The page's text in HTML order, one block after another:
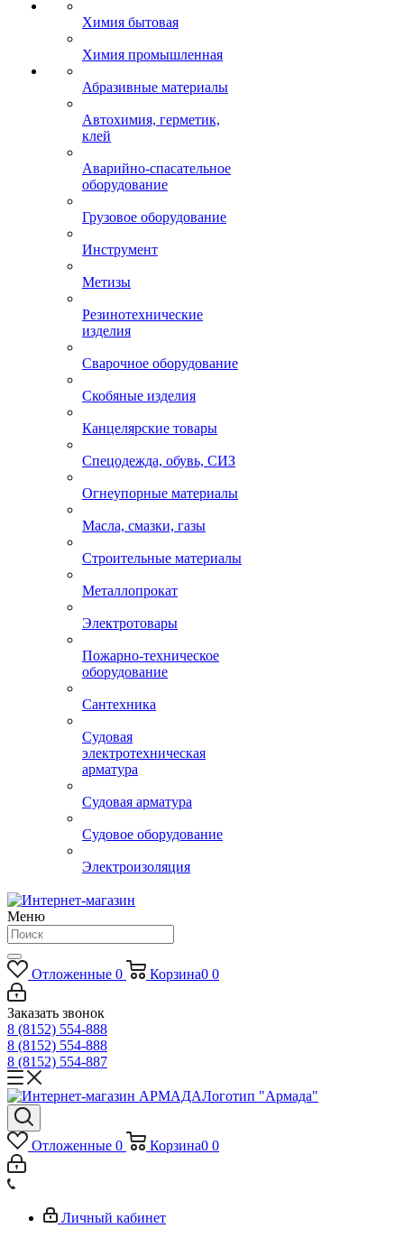
Химия бытовая
Химия промышленная
Абразивные материалы
Автохимия, герметик,
клей
Аварийно-спасательное
оборудование
Грузовое оборудование
Инструмент
Метизы
Резинотехнические
изделия
Сварочное оборудование
Скобяные изделия
Канцелярские товары
Спецодежда, обувь, СИЗ
Огнеупорные материалы
Масла, смазки, газы
Строительные материалы
Металлопрокат
Электротовары
Пожарно-техническое
оборудование
Сантехника
Судовая
электротехническая
арматура
Судовая арматура
Судовое оборудование
Электроизоляция
Меню
Отложенные 0 Корзина0 0
Заказать звонок
8 (8152) 554-888
8 (8152) 554-888
8 (8152) 554-887
Логотип "Армада"
Отложенные 0 Корзина0 0
Личный кабинет